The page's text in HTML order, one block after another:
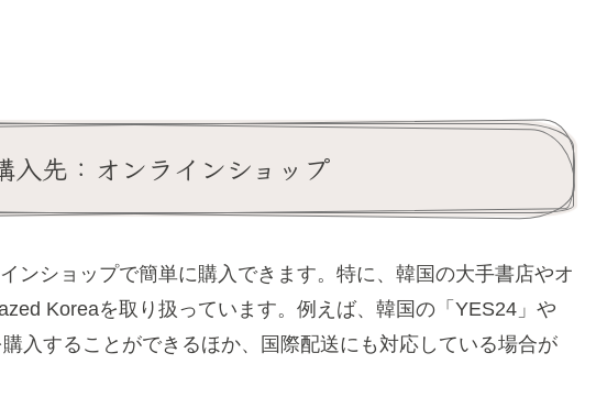
入先：オンラインショップ
ンショップで簡単に購入できます。特に、韓国の大手書店やオ
Koreaを取り扱っています。例えば、韓国の「YES24」や
入することができるほか、国際配送にも対応している場合が